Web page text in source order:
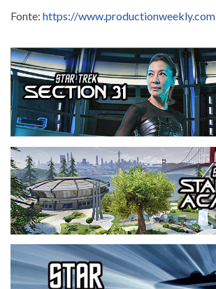
Fonte: https://www.productionweekly.com